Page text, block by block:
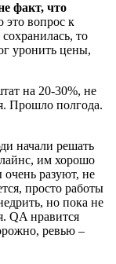
факт, что
это вопрос к
то
уронить цены,
на 20-30%, не
Прошло полгода.
начали решать
им хорошо
очень разуют, не
просто работы
но пока не
QA нравится
ревью –